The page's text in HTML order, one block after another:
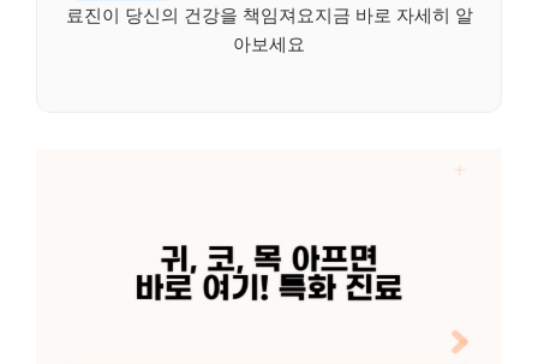
료진이 당신의 건강을 책임져요지금 바로 자세히 알
아보세요